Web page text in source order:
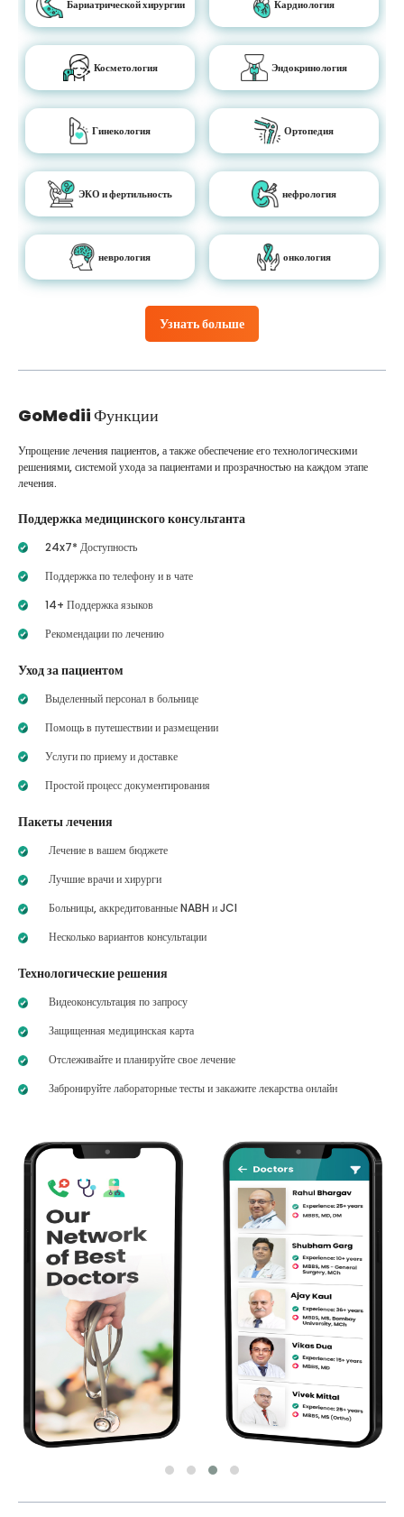
Узнать больше
Бариатрической хирургии Кардиология
Косметология Эндокринология
Гинекология Ортопедия
ЭКО и фертильность нефрология
неврология онкология
GoMediiФункции
Упрощение лечения пациентов, а также обеспечение его технологическими
решениями, системой ухода за пациентами и прозрачностью на каждом этапе
лечения.
Поддержка медицинского консультанта
24x7* Доступность
Поддержка по телефону и в чате
14+ Поддержка языков
Рекомендации по лечению
Уход за пациентом
Выделенный персонал в больнице
Помощь в путешествии и размещении
Услуги по приему и доставке
Простой процесс документирования
Пакеты лечения
Лечение в вашем бюджете
Лучшие врачи и хирурги
Больницы, аккредитованные NABH и JCI
Несколько вариантов консультации
Технологические решения
Видеоконсультация по запросу
Защищенная медицинская карта
Отслеживайте и планируйте свое лечение
Забронируйте лабораторные тесты и закажите лекарства онлайн